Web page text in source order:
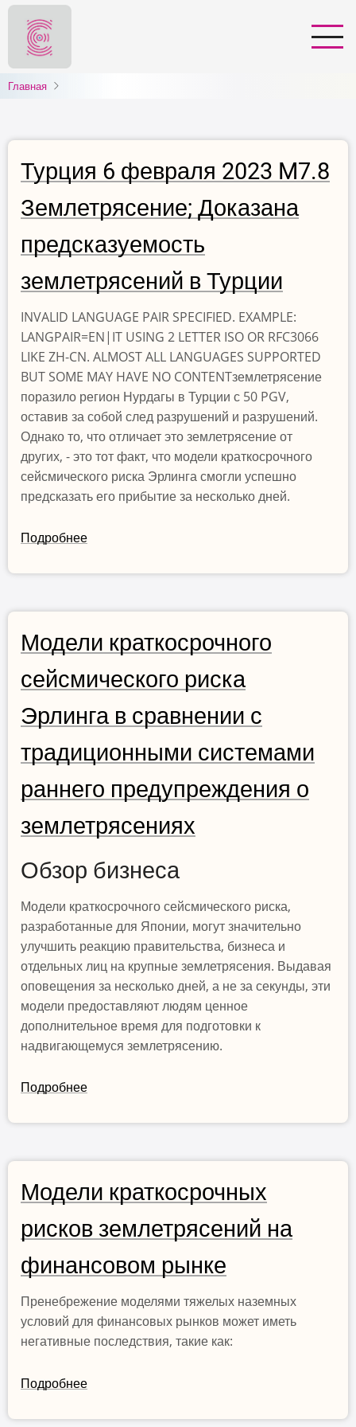
Перейти
основному
содержанию
Главная
Турция 6 февраля 2023 M7.8
Землетрясение; Доказана
предсказуемость
землетрясений в Турции
INVALID LANGUAGE PAIR SPECIFIED. EXAMPLE:
LANGPAIR=EN|IT USING 2 LETTER ISO OR RFC3066
LIKE ZH-CN. ALMOST ALL LANGUAGES SUPPORTED
BUT SOME MAY HAVE NO CONTENTземлетрясение
поразило регион Нурдагы в Турции с 50 PGV,
оставив за собой след разрушений и разрушений.
Однако то, что отличает это землетрясение от
других, - это тот факт, что модели краткосрочного
сейсмического риска Эрлинга смогли успешно
предсказать его прибытие за несколько дней.
Подробнее
6
2023
M7.8
Землетрясение;
Доказана
предсказуемость
землетрясений
Турции
Модели краткосрочного
сейсмического риска
Эрлинга в сравнении с
традиционными системами
раннего предупреждения о
землетрясениях
Обзор бизнеса
Модели краткосрочного сейсмического риска,
разработанные для Японии, могут значительно
улучшить реакцию правительства, бизнеса и
отдельных лиц на крупные землетрясения. Выдавая
оповещения за несколько дней, а не за секунды, эти
модели предоставляют людям ценное
дополнительное время для подготовки к
надвигающемуся землетрясению.
Подробнее
краткосрочного
риска
Эрлинга
в
сравнении
традиционными
раннего
предупреждения
о
Модели краткосрочных
рисков землетрясений на
финансовом рынке
Пренебрежение моделями тяжелых наземных
условий для финансовых рынков может иметь
негативные последствия, такие как:
Подробнее
краткосрочных